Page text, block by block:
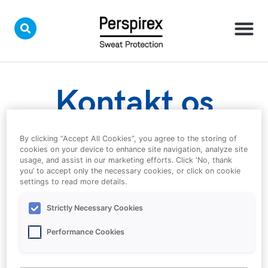
content
Kontakt os
Hvis du har spørgsmål, er vi her for at hjælpe.
Vores konsulenter besvarer din henvendelse snarest.
vi vil beskytte dit privatliv i overensstemmelse med
By clicking “Accept All Cookies”, you agree to the storing of
cookies on your device to enhance site navigation, analyze site
usage, and assist in our marketing efforts. Click ‘No, thank
you’ to accept only the necessary cookies, or click on cookie
settings to read more details.
Strictly Necessary Cookies
Performance Cookies